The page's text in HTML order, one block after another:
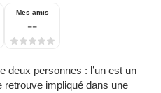
Mes amis
--
deux personnes : l’un est un
retrouve impliqué dans une